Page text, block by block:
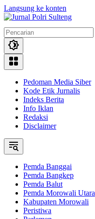
Langsung ke konten
Pedoman Media Siber
Kode Etik Jurnalis
Indeks Berita
Info Iklan
Redaksi
Disclaimer
Pemda Banggai
Pemda Bangkep
Pemda Balut
Pemda Morowali Utara
Kabupaten Morowali
Peristiwa